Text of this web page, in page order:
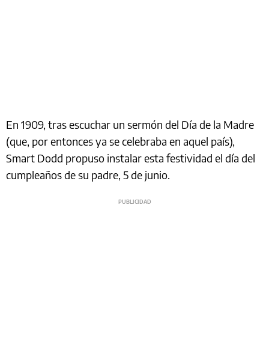
En 1909, tras escuchar un sermón del Día de la Madre
(que, por entonces ya se celebraba en aquel país),
Smart Dodd propuso instalar esta festividad el día del
cumpleaños de su padre, 5 de junio.